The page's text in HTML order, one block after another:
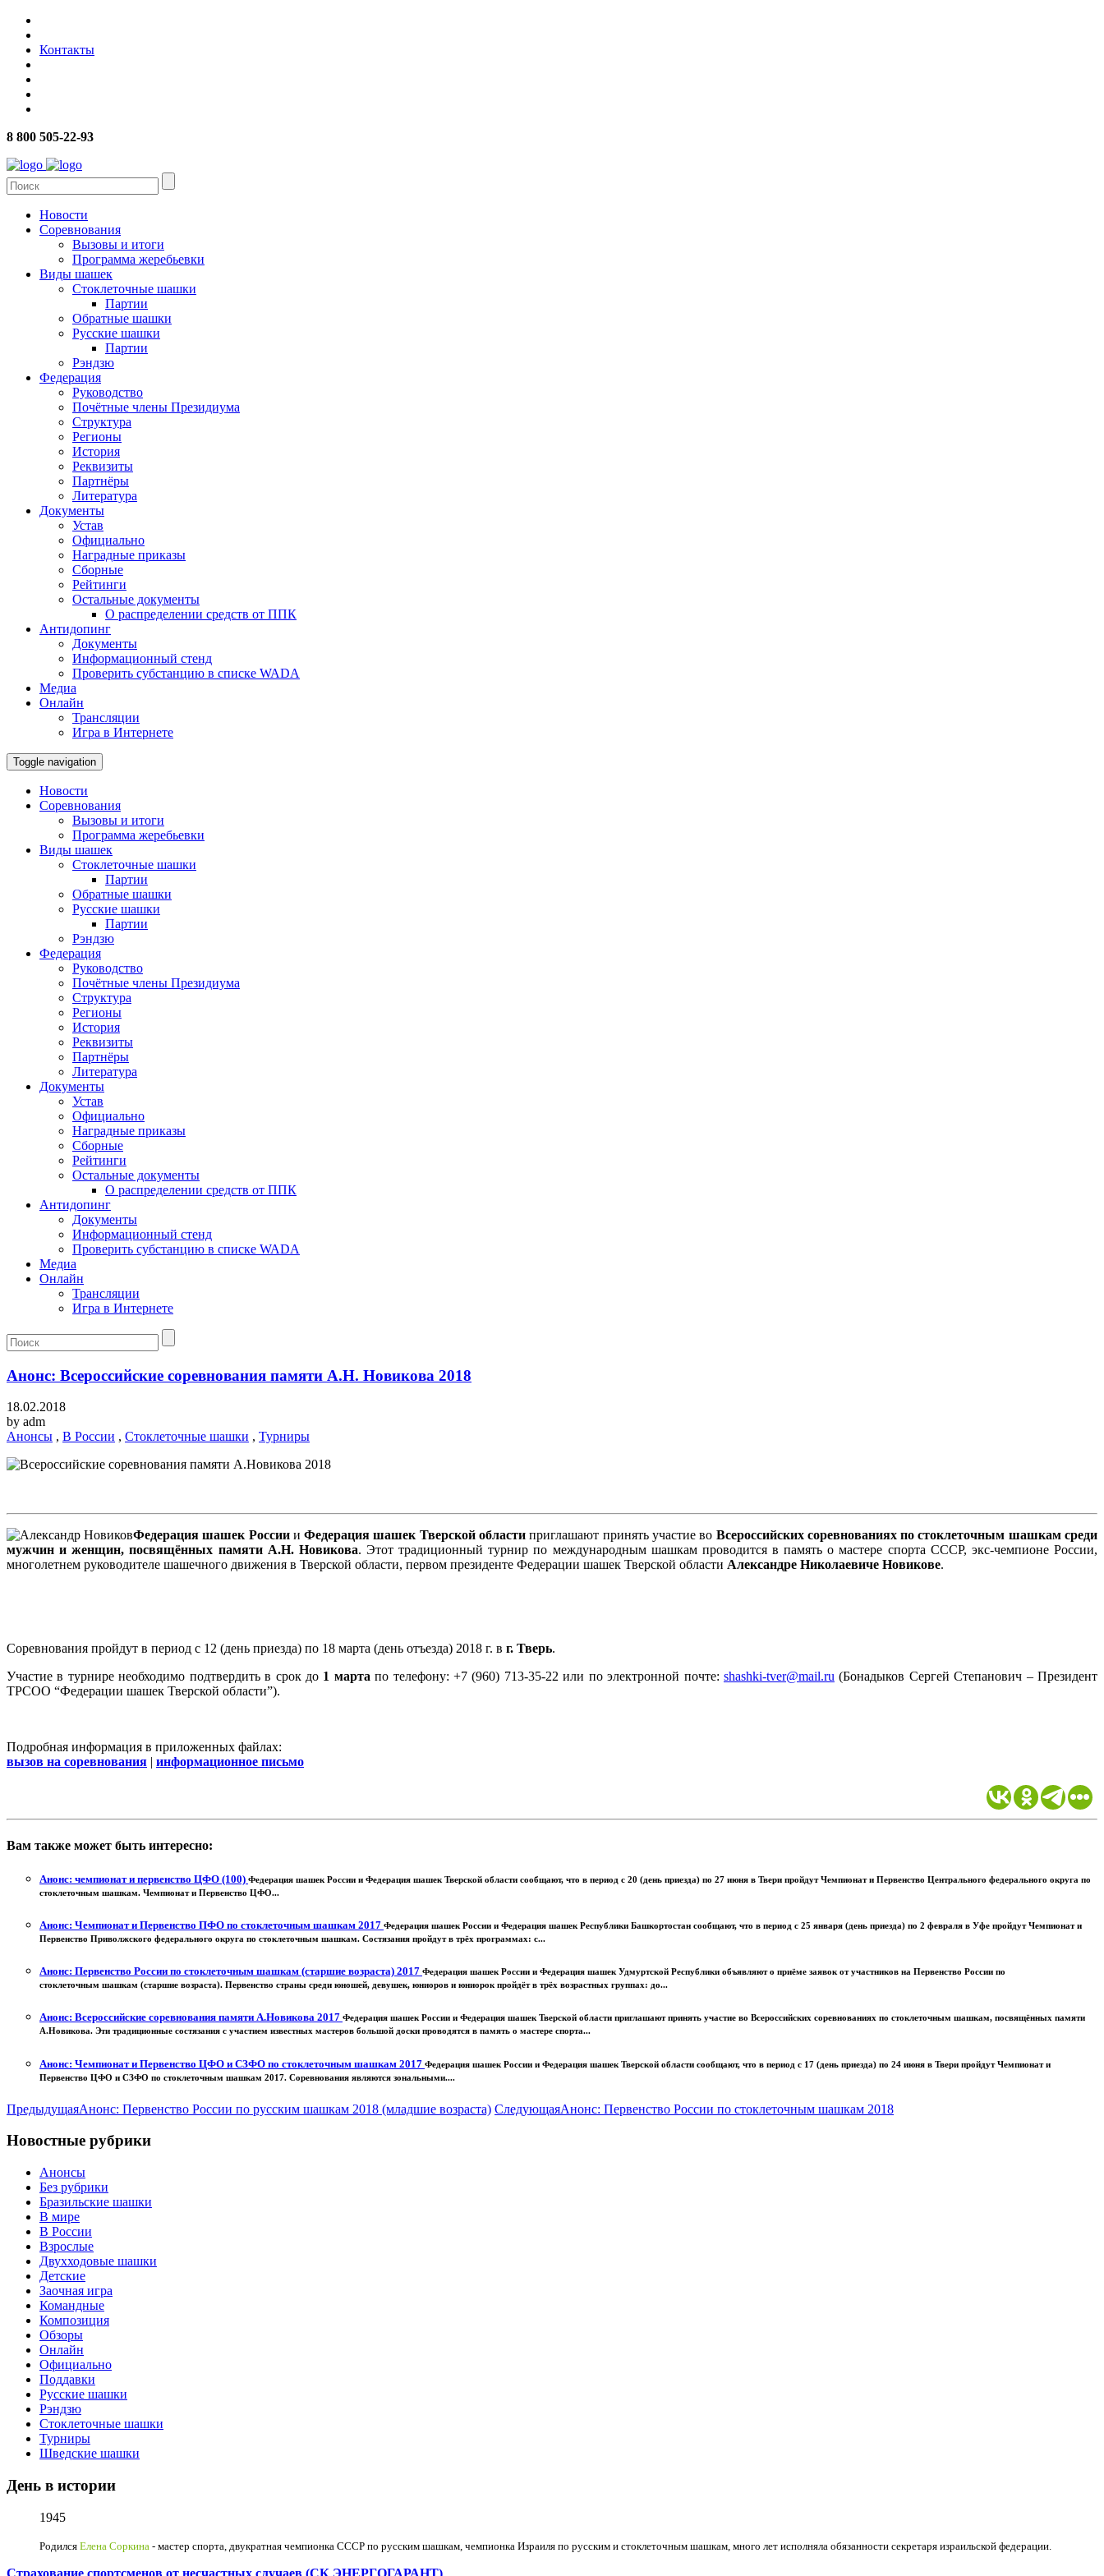
Контакты
8 800 505-22-93
Новости
Соревнования
Вызовы и итоги
Программа жеребьевки
Виды шашек
Стоклеточные шашки
Партии
Обратные шашки
Русские шашки
Партии
Рэндзю
Федерация
Руководство
Почётные члены Президиума
Структура
Регионы
История
Реквизиты
Партнёры
Литература
Документы
Устав
Официально
Наградные приказы
Сборные
Рейтинги
Остальные документы
О распределении средств от ППК
Антидопинг
Документы
Информационный стенд
Проверить субстанцию в списке WADA
Медиа
Онлайн
Трансляции
Игра в Интернете
Toggle navigation
Новости
Соревнования
Вызовы и итоги
Программа жеребьевки
Виды шашек
Стоклеточные шашки
Партии
Обратные шашки
Русские шашки
Партии
Рэндзю
Федерация
Руководство
Почётные члены Президиума
Структура
Регионы
История
Реквизиты
Партнёры
Литература
Документы
Устав
Официально
Наградные приказы
Сборные
Рейтинги
Остальные документы
О распределении средств от ППК
Антидопинг
Документы
Информационный стенд
Проверить субстанцию в списке WADA
Медиа
Онлайн
Трансляции
Игра в Интернете
Анонс: Всероссийские соревнования памяти А.Н. Новикова 2018
18.02.2018
by adm
Анонсы , В России , Стоклеточные шашки , Турниры
Федерация шашек РоссиииФедерация шашек Тверской области приглашают принять участие во Всероссийских соревнованиях по стоклеточным шашкам среди
мужчин и женщин, посвящённых памяти А.Н. Новикова. Этот традиционный турнир по международным шашкам проводится в память о мастере спорта СССР, экс-чемпионе России,
многолетнем руководителе шашечного движения в Тверской области, первом президенте Федерации шашек Тверской области Александре Николаевиче Новикове.
Соревнования пройдут в период с 12 (день приезда) по 18 марта (день отъезда) 2018 г. в г. Тверь.
Участие в турнире необходимо подтвердить в срок до 1 мартапо телефону: +7 (960) 713-35-22 или по электронной почте: shashki-tver@mail.ru(Бонадыков Сергей Степанович – Президент
ТРСОО “Федерации шашек Тверской области”).
Подробная информация в приложенных файлах:
вызов на соревнования | информационное письмо
Вам также может быть интересно:
Анонс: чемпионат и первенство ЦФО (100) Федерация шашек России и Федерация шашек Тверской области сообщают, что в период с 20 (день приезда) по 27 июня в Твери пройдут Чемпионат и Первенство Центрального федерального округа по
стоклеточным шашкам. Чемпионат и Первенство ЦФО...
Анонс: Чемпионат и Первенство ПФО по стоклеточным шашкам 2017 Федерация шашек России и Федерация шашек Республики Башкортостан сообщают, что в период с 25 января (день приезда) по 2 февраля в Уфе пройдут Чемпионат и
Первенство Приволжского федерального округа по стоклеточным шашкам. Состязания пройдут в трёх программах: с...
Анонс: Первенство России по стоклеточным шашкам (старшие возраста) 2017 Федерация шашек России и Федерация шашек Удмуртской Республики объявляют о приёме заявок от участников на Первенство России по
стоклеточным шашкам (старшие возраста). Первенство страны среди юношей, девушек, юниоров и юниорок пройдёт в трёх возрастных группах: до...
Анонс: Всероссийские соревнования памяти А.Новикова 2017 Федерация шашек России и Федерация шашек Тверской области приглашают принять участие во Всероссийских соревнованиях по стоклеточным шашкам, посвящённых памяти
А.Новикова. Эти традиционные состязания с участием известных мастеров большой доски проводятся в память о мастере спорта...
Анонс: Чемпионат и Первенство ЦФО и СЗФО по стоклеточным шашкам 2017 Федерация шашек России и Федерация шашек Тверской области сообщают, что в период с 17 (день приезда) по 24 июня в Твери пройдут Чемпионат и
Первенство ЦФО и СЗФО по стоклеточным шашкам 2017. Соревнования являются зональными....
ПредыдущаяАнонс: Первенство России по русским шашкам 2018 (младшие возраста) СледующаяАнонс: Первенство России по стоклеточным шашкам 2018
Новостные рубрики
Анонсы
Без рубрики
Бразильские шашки
В мире
В России
Взрослые
Двухходовые шашки
Детские
Заочная игра
Командные
Композиция
Обзоры
Онлайн
Официально
Поддавки
Русские шашки
Рэндзю
Стоклеточные шашки
Турниры
Шведские шашки
День в истории
1945
Родился Елена Соркина - мастер спорта, двукратная чемпионка СССР по русским шашкам, чемпионка Израиля по русским и стоклеточным шашкам, много лет исполняла обязанности секретаря израильской федерации.
Страхование спортсменов от несчастных случаев (СК ЭНЕРГОГАРАНТ)